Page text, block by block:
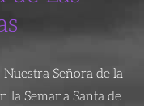
Señora de la
la Semana Santa de